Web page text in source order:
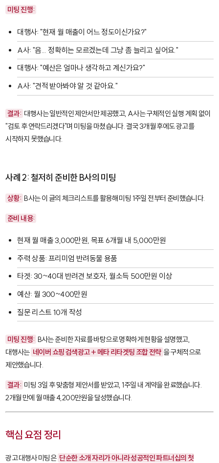
미팅 진행:
대행사: "현재 월 매출이 어느 정도이신가요?"
A사: "음... 정확히는 모르겠는데 그냥 좀 늘리고 싶어요."
대행사: "예산은 얼마나 생각하고 계신가요?"
A사: "견적 받아봐야 알 것 같아요."
결과: 대행사는 일반적인 제안서만 제공했고, A사는 구체적인 실행 계획 없이
"검토 후 연락드리겠다"며 미팅을 마쳤습니다. 결국 3개월 후에도 광고를
시작하지 못했습니다.
사례 2: 철저히 준비한 B사의 미팅
상황: B사는 이 글의 체크리스트를 활용해 미팅 1주일 전부터 준비했습니다.
준비 내용:
현재 월 매출 3,000만원, 목표 6개월 내 5,000만원
주력 상품: 프리미엄 반려동물 용품
타겟: 30~40대 반려견 보호자, 월소득 500만원 이상
예산: 월 300~400만원
질문 리스트 10개 작성
미팅 진행: B사는 준비한 자료를 바탕으로 명확하게 현황을 설명했고,
대행사는 네이버 쇼핑 검색광고 + 메타 리타겟팅 조합 전략 을 구체적으로
제안했습니다.
결과: 미팅 3일 후 맞춤형 제안서를 받았고, 1주일 내 계약을 완료했습니다.
2개월 만에 월 매출 4,200만원을 달성했습니다.
핵심 요점 정리
광고 대행사 미팅은 단순한 소개 자리가 아니라 성공적인 파트너십의 첫